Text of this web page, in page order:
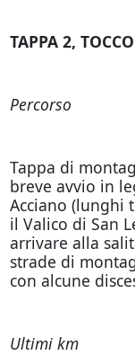
TAPPA 2,
Percorso
Tappa di
breve avvio in
Acciano (lunghi
il Valico di San
arrivare alla
strade di
con alcune
Ultimi km